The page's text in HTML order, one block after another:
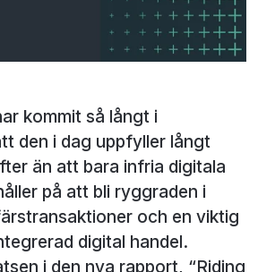
kommit så långt i
den i dag uppfyller långt
än att bara infria digitala
på att bli ryggraden i
och en viktig
digital handel.
i den nya rapport, “Riding